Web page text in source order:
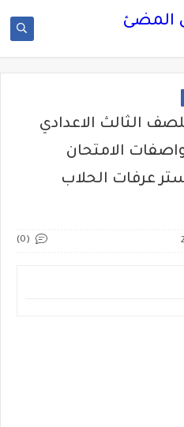
المضئ
الثالث الاعدادي
الامتحان
إعداد مستر عرفات الحلاب
(0)